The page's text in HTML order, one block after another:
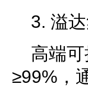
3. 溢
高端
≥99%，